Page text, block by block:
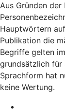
Aus Gründen
Hauptwörtern
Publikation die
Begriffe gelten
grundsätzlich für
Sprachform hat
keine Wertung.